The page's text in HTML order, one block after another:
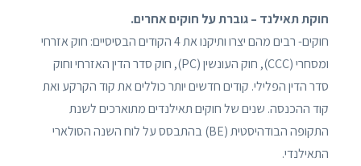
חוקת תאילנד – גוברת על חוקים אחרים.
חוקים- רבים מהם יצרו ותיקנו את 4 הקודים הבסיסיים: חוק אזרחי
ומסחרי (CCC), חוק העונשין (PC), חוק סדר הדין האזרחי וחוק
סדר הדין הפלילי. קודים חדשים יותר כוללים את קוד הקרקע ואת
קוד ההכנסה. שנים של חוקים תאילנדים מתוארכים לשנת
התקופה הבודהיסטית (BE) בהתבסס על לוח השנה הסולארי
התאילנדי.